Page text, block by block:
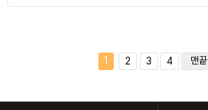
1 2 3 4 맨끝